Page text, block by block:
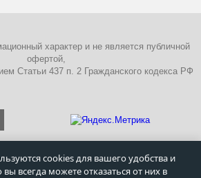
характер и не является публичной
офертой,
Статьи 437 п. 2 Гражданского кодекса РФ
КОНФИДЕНЦИАЛЬНОСТИ
cookies для вашего удобства и
всегда можете отказаться от них в